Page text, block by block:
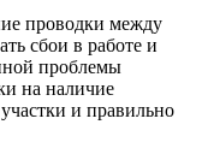
проводки между
сбои в работе и
проблемы
на наличие
и правильно